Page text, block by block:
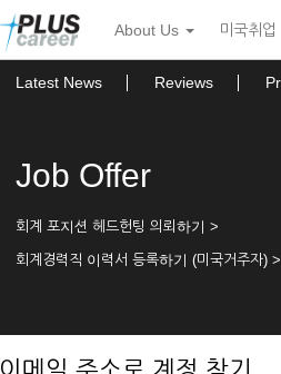
뉴
토
About Us 미국취업
Latest News Reviews
Job Offer
회계 포지션 헤드헌팅 의뢰하기 >
회계경력직 이력서 등록하기 (미국거주자) >